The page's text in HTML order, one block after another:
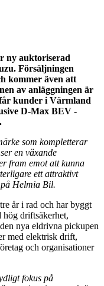
ny auktoriserad
Försäljningen
kommer även att
av anläggningen är
kunder i Värmland
D-Max BEV -
som kompletterar
en växande
fram emot att kunna
ett attraktivt
Helmia Bil.
år i rad och har byggt
hög driftsäkerhet,
nya eldrivna pickupen
med elektrisk drift,
och organisationer
fokus på